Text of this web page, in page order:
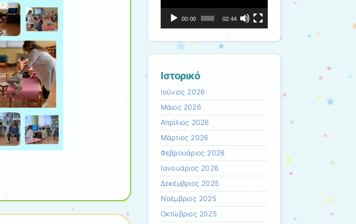
00:00 02:44
Ιστορικό
Ιούνιος 2026
Μάιος 2026
Απρίλιος 2026
Μάρτιος 2026
Φεβρουάριος 2026
Ιανουάριος 2026
Δεκέμβριος 2025
Νοέμβριος 2025
Οκτώβριος 2025